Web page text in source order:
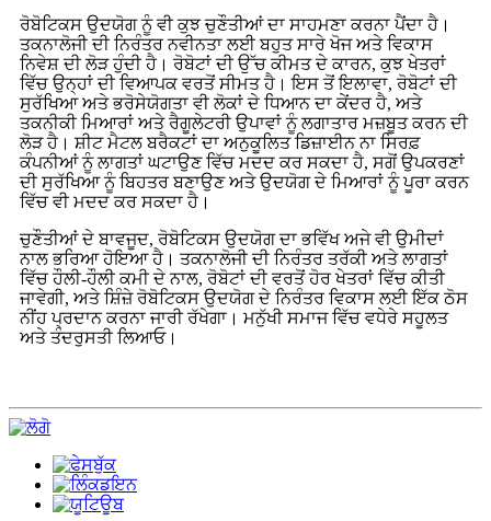
ਰੋਬੋਟਿਕਸ ਉਦਯੋਗ ਨੂੰ ਵੀ ਕੁਝ ਚੁਣੌਤੀਆਂ ਦਾ ਸਾਹਮਣਾ ਕਰਨਾ ਪੈਂਦਾ ਹੈ।
ਤਕਨਾਲੋਜੀ ਦੀ ਨਿਰੰਤਰ ਨਵੀਨਤਾ ਲਈ ਬਹੁਤ ਸਾਰੇ ਖੋਜ ਅਤੇ ਵਿਕਾਸ
ਨਿਵੇਸ਼ ਦੀ ਲੋੜ ਹੁੰਦੀ ਹੈ। ਰੋਬੋਟਾਂ ਦੀ ਉੱਚ ਕੀਮਤ ਦੇ ਕਾਰਨ, ਕੁਝ ਖੇਤਰਾਂ
ਵਿੱਚ ਉਨ੍ਹਾਂ ਦੀ ਵਿਆਪਕ ਵਰਤੋਂ ਸੀਮਤ ਹੈ। ਇਸ ਤੋਂ ਇਲਾਵਾ, ਰੋਬੋਟਾਂ ਦੀ
ਸੁਰੱਖਿਆ ਅਤੇ ਭਰੋਸੇਯੋਗਤਾ ਵੀ ਲੋਕਾਂ ਦੇ ਧਿਆਨ ਦਾ ਕੇਂਦਰ ਹੈ, ਅਤੇ
ਤਕਨੀਕੀ ਮਿਆਰਾਂ ਅਤੇ ਰੈਗੂਲੇਟਰੀ ਉਪਾਵਾਂ ਨੂੰ ਲਗਾਤਾਰ ਮਜ਼ਬੂਤ ਕਰਨ ਦੀ
ਲੋੜ ਹੈ। ਸ਼ੀਟ ਮੈਟਲ ਬਰੈਕਟਾਂ ਦਾ ਅਨੁਕੂਲਿਤ ਡਿਜ਼ਾਈਨ ਨਾ ਸਿਰਫ਼
ਕੰਪਨੀਆਂ ਨੂੰ ਲਾਗਤਾਂ ਘਟਾਉਣ ਵਿੱਚ ਮਦਦ ਕਰ ਸਕਦਾ ਹੈ, ਸਗੋਂ ਉਪਕਰਣਾਂ
ਦੀ ਸੁਰੱਖਿਆ ਨੂੰ ਬਿਹਤਰ ਬਣਾਉਣ ਅਤੇ ਉਦਯੋਗ ਦੇ ਮਿਆਰਾਂ ਨੂੰ ਪੂਰਾ ਕਰਨ
ਵਿੱਚ ਵੀ ਮਦਦ ਕਰ ਸਕਦਾ ਹੈ।
ਚੁਣੌਤੀਆਂ ਦੇ ਬਾਵਜੂਦ, ਰੋਬੋਟਿਕਸ ਉਦਯੋਗ ਦਾ ਭਵਿੱਖ ਅਜੇ ਵੀ ਉਮੀਦਾਂ
ਨਾਲ ਭਰਿਆ ਹੋਇਆ ਹੈ। ਤਕਨਾਲੋਜੀ ਦੀ ਨਿਰੰਤਰ ਤਰੱਕੀ ਅਤੇ ਲਾਗਤਾਂ
ਵਿੱਚ ਹੌਲੀ-ਹੌਲੀ ਕਮੀ ਦੇ ਨਾਲ, ਰੋਬੋਟਾਂ ਦੀ ਵਰਤੋਂ ਹੋਰ ਖੇਤਰਾਂ ਵਿੱਚ ਕੀਤੀ
ਜਾਵੇਗੀ, ਅਤੇ ਸ਼ਿੰਜ਼ੇ ਰੋਬੋਟਿਕਸ ਉਦਯੋਗ ਦੇ ਨਿਰੰਤਰ ਵਿਕਾਸ ਲਈ ਇੱਕ ਠੋਸ
ਨੀਂਹ ਪ੍ਰਦਾਨ ਕਰਨਾ ਜਾਰੀ ਰੱਖੇਗਾ। ਮਨੁੱਖੀ ਸਮਾਜ ਵਿੱਚ ਵਧੇਰੇ ਸਹੂਲਤ
ਅਤੇ ਤੰਦਰੁਸਤੀ ਲਿਆਓ।